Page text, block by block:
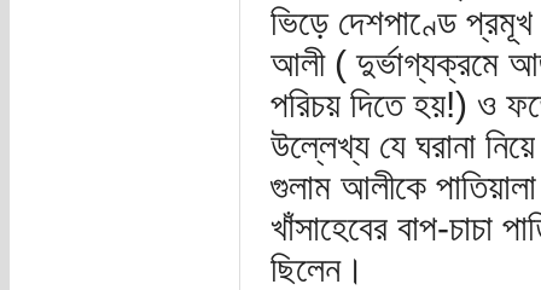
ভিড়ে দেশপাণ্ডে প্রমূখ
আলী ( দুর্ভাগ্যক্রমে
পরিচয় দিতে হয়!) ও
উল্লেখ্য যে ঘরানা
গুলাম আলীকে
খাঁসাহেবের বাপ-চাচা
ছিলেন।